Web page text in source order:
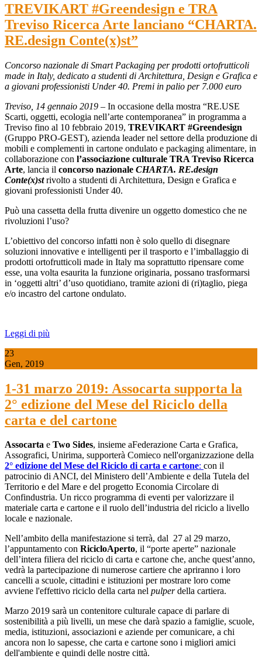
TREVIKART #Greendesign e TRA
Treviso Ricerca Arte lanciano “CHARTA.
RE.design Conte(x)st”
Concorso nazionale di Smart Packaging per prodotti ortofrutticoli
made in Italy, dedicato a studenti di Architettura, Design e Grafica e
a giovani professionisti Under 40. Premi in palio per 7.000 euro
Treviso, 14 gennaio 2019 – In occasione della mostra “RE.USE
Scarti, oggetti, ecologia nell’arte contemporanea” in programma a
Treviso fino al 10 febbraio 2019, TREVIKART #Greendesign
(Gruppo PRO-GEST), azienda leader nel settore della produzione di
mobili e complementi in cartone ondulato e packaging alimentare, in
collaborazione con l’associazione culturale TRA Treviso Ricerca
Arte, lancia il concorso nazionale CHARTA. RE.design
Conte(x)strivolto a studenti di Architettura, Design e Grafica e
giovani professionisti Under 40.
Può una cassetta della frutta divenire un oggetto domestico che ne
rivoluzioni l’uso?
L’obiettivo del concorso infatti non è solo quello di disegnare
soluzioni innovative e intelligenti per il trasporto e l’imballaggio di
prodotti ortofrutticoli made in Italy ma soprattutto ripensare come
esse, una volta esaurita la funzione originaria, possano trasformarsi
in ‘oggetti altri’ d’uso quotidiano, tramite azioni di (ri)taglio, piega
e/o incastro del cartone ondulato.
Leggi di più
23
Gen, 2019
1-31 marzo 2019: Assocarta supporta la
2° edizione del Mese del Riciclo della
carta e del cartone
Assocarta e Two Sides, insieme aFederazione Carta e Grafica,
Assografici, Unirima, supporterà Comieco nell'organizzazione della
2° edizione del Mese del Riciclo di carta e cartone: con il
patrocinio di ANCI, del Ministero dell’Ambiente e della Tutela del
Territorio e del Mare e del progetto Economia Circolare di
Confindustria. Un ricco programma di eventi per valorizzare il
materiale carta e cartone e il ruolo dell’industria del riciclo a livello
locale e nazionale.
Nell’ambito della manifestazione si terrà, dal 27 al 29 marzo,
l’appuntamento con RicicloAperto, il “porte aperte” nazionale
dell’intera filiera del riciclo di carta e cartone che, anche quest’anno,
vedrà la partecipazione di numerose cartiere che apriranno i loro
cancelli a scuole, cittadini e istituzioni per mostrare loro come
avviene l'effettivo riciclo della carta nel pulperdella cartiera.
Marzo 2019 sarà un contenitore culturale capace di parlare di
sostenibilità a più livelli, un mese che darà spazio a famiglie, scuole,
media, istituzioni, associazioni e aziende per comunicare, a chi
ancora non lo sapesse, che carta e cartone sono i migliori amici
dell'ambiente e quindi delle nostre città.